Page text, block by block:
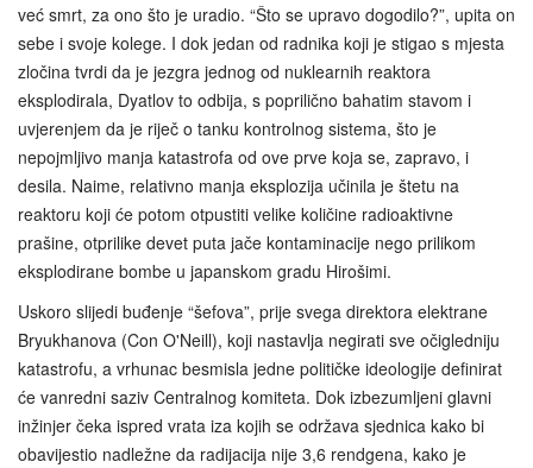
već smrt, za ono što je uradio. “Što se upravo dogodilo?”, upita on
sebe i svoje kolege. I dok jedan od radnika koji je stigao s mjesta
zločina tvrdi da je jezgra jednog od nuklearnih reaktora
eksplodirala, Dyatlov to odbija, s poprilično bahatim stavom i
uvjerenjem da je riječ o tanku kontrolnog sistema, što je
nepojmljivo manja katastrofa od ove prve koja se, zapravo, i
desila. Naime, relativno manja eksplozija učinila je štetu na
reaktoru koji će potom otpustiti velike količine radioaktivne
prašine, otprilike devet puta jače kontaminacije nego prilikom
eksplodirane bombe u japanskom gradu Hirošimi.
Uskoro slijedi buđenje “šefova”, prije svega direktora elektrane
Bryukhanova (Con O'Neill), koji nastavlja negirati sve očigledniju
katastrofu, a vrhunac besmisla jedne političke ideologije definirat
će vanredni saziv Centralnog komiteta. Dok izbezumljeni glavni
inžinjer čeka ispred vrata iza kojih se održava sjednica kako bi
obavijestio nadležne da radijacija nije 3,6 rendgena, kako je